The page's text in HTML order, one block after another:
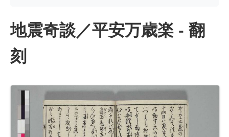
地震奇談／平安万歳楽 - 翻
刻